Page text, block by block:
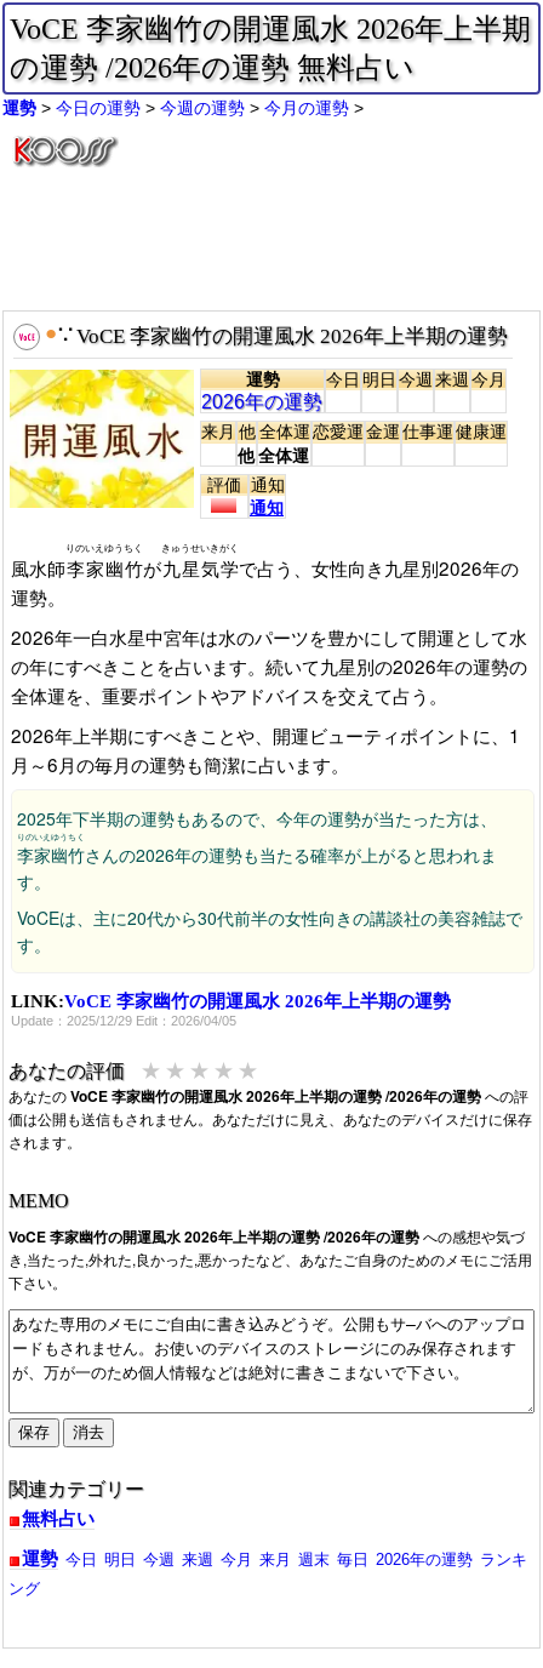
VoCE 李家幽竹の開運風水 2026年上半期
の運勢 /2026年の運勢 無料占い
運勢 今日の運勢 今週の運勢 今月の運勢
●∵VoCE 李家幽竹の開運風水 2026年上半期の運勢
運勢
2026年の運勢
今日明日今週来週今月
来月他
他
全体運
全体運
恋愛運金運仕事運健康運
評価 通知
通知
風水師李家幽竹
りのいえゆうちく
が九星気学
きゅうせいきがく
で占う、女性向き九星別2026年の
運勢。
2026年一白水星中宮年は水のパーツを豊かにして開運として水
の年にすべきことを占います。続いて九星別の2026年の運勢の
全体運を、重要ポイントやアドバイスを交えて占う。
2026年上半期にすべきことや、開運ビューティポイントに、1
月～6月の毎月の運勢も簡潔に占います。
2025年下半期の運勢もあるので、今年の運勢が当たった方は、
李家幽竹
りのいえゆうちく
さんの2026年の運勢も当たる確率が上がると思われま
す。
VoCEは、主に20代から30代前半の女性向きの講談社の美容雑誌で
す。
LINK:VoCE 李家幽竹の開運風水 2026年上半期の運勢
Update：2025/12/29 Edit：2026/04/05
あなたの評価 ★ ★ ★ ★ ★
あなたのVoCE 李家幽竹の開運風水 2026年上半期の運勢 /2026年の運勢への評
価は公開も送信もされません。あなただけに見え、あなたのデバイスだけに保存
されます。
MEMO
VoCE 李家幽竹の開運風水 2026年上半期の運勢 /2026年の運勢への感想や気づ
き,当たった,外れた,良かった,悪かったなど、あなたご自身のためのメモにご活用
下さい。
関連カテゴリー
無料占い
運勢 今日 明日 今週 来週 今月 来月 週末 毎日 2026年の運勢 ランキ
ング